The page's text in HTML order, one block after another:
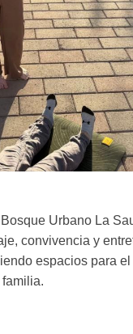
Urbano La
convivencia y
espacios para